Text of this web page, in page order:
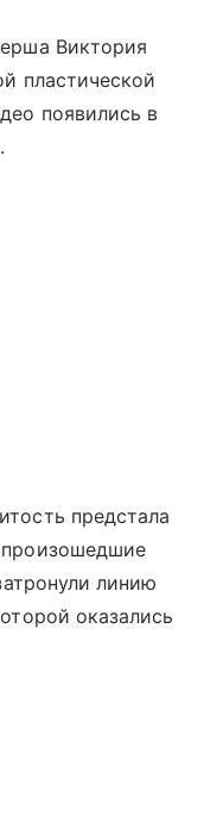
Виктория
пластической
появились в
предстала
линию
оказались